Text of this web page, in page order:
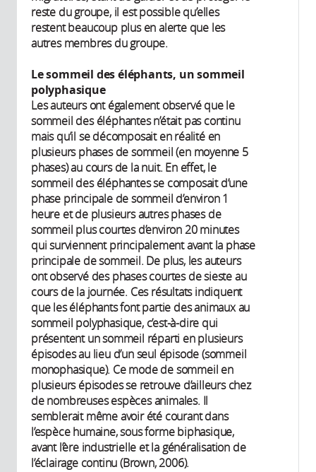
reste du groupe, il est possible qu’elles
restent beaucoup plus en alerte que les
autres membres du groupe.
Le sommeil des éléphants, un sommeil
polyphasique
Les auteurs ont également observé que le
sommeil des éléphantes n’était pas continu
mais qu’il se décomposait en réalité en
plusieurs phases de sommeil (en moyenne 5
phases) au cours de la nuit. En effet, le
sommeil des éléphantes se composait d’une
phase principale de sommeil d’environ 1
heure et de plusieurs autres phases de
sommeil plus courtes d’environ 20 minutes
qui surviennent principalement avant la phase
principale de sommeil. De plus, les auteurs
ont observé des phases courtes de sieste au
cours de la journée. Ces résultats indiquent
que les éléphants font partie des animaux au
sommeil polyphasique, c’est-à-dire qui
présentent un sommeil réparti en plusieurs
épisodes au lieu d’un seul épisode (sommeil
monophasique). Ce mode de sommeil en
plusieurs épisodes se retrouve d’ailleurs chez
de nombreuses espèces animales. Il
semblerait même avoir été courant dans
l’espèce humaine, sous forme biphasique,
avant l’ère industrielle et la généralisation de
l’éclairage continu (Brown, 2006).